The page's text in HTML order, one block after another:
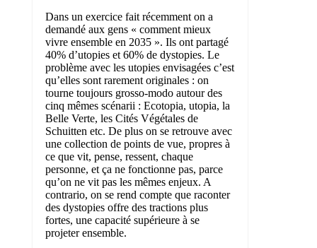
Dans un exercice fait récemment on a
demandé aux gens « comment mieux
vivre ensemble en 2035 ». Ils ont partagé
40% d’utopies et 60% de dystopies. Le
problème avec les utopies envisagées c’est
qu’elles sont rarement originales : on
tourne toujours grosso-modo autour des
cinq mêmes scénarii : Ecotopia, utopia, la
Belle Verte, les Cités Végétales de
Schuitten etc. De plus on se retrouve avec
une collection de points de vue, propres à
ce que vit, pense, ressent, chaque
personne, et ça ne fonctionne pas, parce
qu’on ne vit pas les mêmes enjeux. A
contrario, on se rend compte que raconter
des dystopies offre des tractions plus
fortes, une capacité supérieure à se
projeter ensemble.